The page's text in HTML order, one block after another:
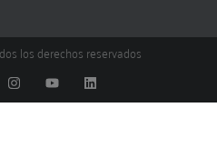
los derechos reservados